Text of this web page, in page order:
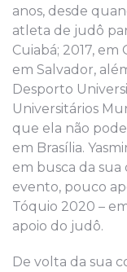
anos, desde
atleta de judô
Cuiabá; 2017, em
em Salvador,
Desporto
Universitários
que ela não
em Brasília.
em busca da
evento, pouco
Tóquio 2020 –
apoio do judô.
De volta da sua